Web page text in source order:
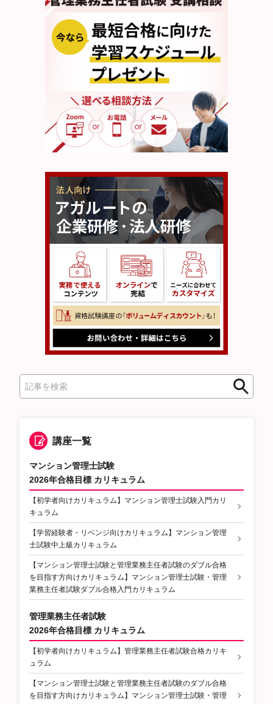
索
講座一覧
マンション管理士試験
2026年合格目標 カリキュラム
【初学者向けカリキュラム】マンション管理士試験入門カリ
キュラム
【学習経験者・リベンジ向けカリキュラム】マンション管理
士試験中上級カリキュラム
【マンション管理士試験と管理業務主任者試験のダブル合格
を目指す方向けカリキュラム】マンション管理士試験・管理
業務主任者試験ダブル合格入門カリキュラム
管理業務主任者試験
2026年合格目標 カリキュラム
【初学者向けカリキュラム】管理業務主任者試験合格カリキ
ュラム
【マンション管理士試験と管理業務主任者試験のダブル合格
を目指す方向けカリキュラム】マンション管理士試験・管理